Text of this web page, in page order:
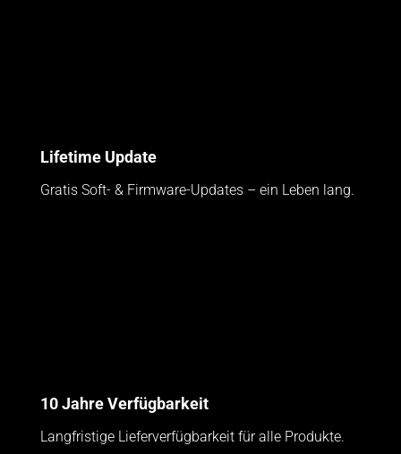
Lifetime Update
Gratis Soft- & Firmware-Updates – ein Leben lang.
10 Jahre Verfügbarkeit
Langfristige Lieferverfügbarkeit für alle Produkte.